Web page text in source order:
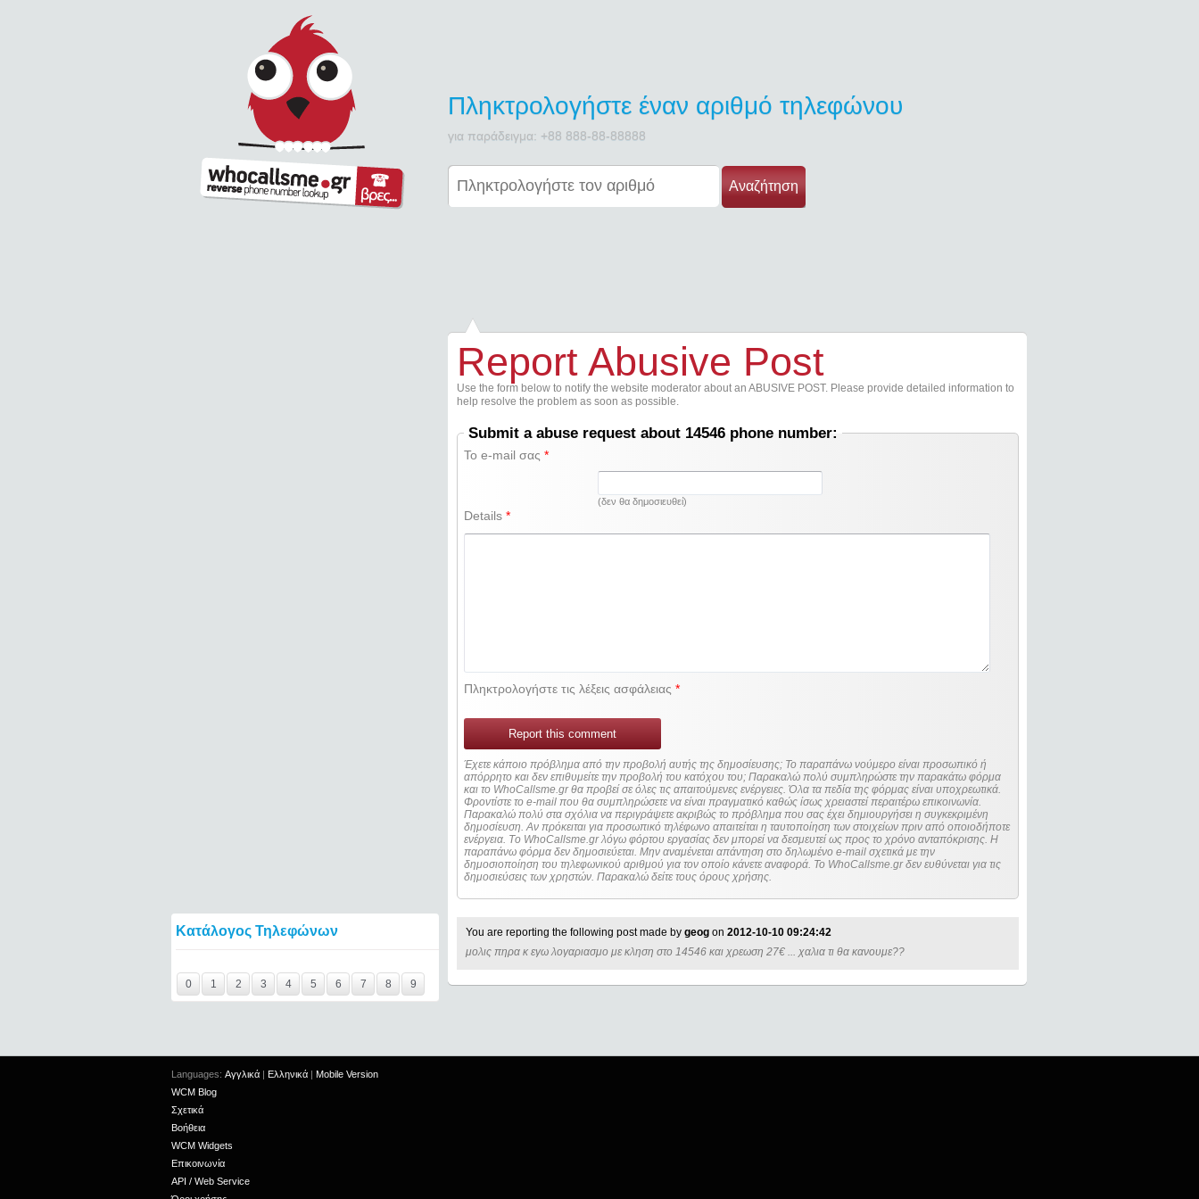
Πληκτρολογήστε έναν αριθμό τηλεφώνου
για παράδειγμα: +88 888-88-88888
Αναζήτηση
Κατάλογος Τηλεφώνων
0
1 2 3 4 5 6 7 8 9
Report Abusive Post
Use the form below to notify the website moderator about an ABUSIVE POST. Please provide detailed information to
help resolve the problem as soon as possible.
Submit a abuse request about 14546 phone number:
Το e-mail σας*
(δεν θα δημοσιευθεί)
Details*
Πληκτρολογήστε τις λέξεις ασφάλειας*
Report this comment
Έχετε κάποιο πρόβλημα από την προβολή αυτής της δημοσίευσης; Το παραπάνω νούμερο είναι προσωπικό ή
απόρρητο και δεν επιθυμείτε την προβολή του κατόχου του; Παρακαλώ πολύ συμπληρώστε την παρακάτω φόρμα
και το WhoCallsme.gr θα προβεί σε όλες τις απαιτούμενες ενέργειες. Όλα τα πεδία της φόρμας είναι υποχρεωτικά.
Φροντίστε το e-mail που θα συμπληρώσετε να είναι πραγματικό καθώς ίσως χρειαστεί περαιτέρω επικοινωνία.
Παρακαλώ πολύ στα σχόλια να περιγράψετε ακριβώς το πρόβλημα που σας έχει δημιουργήσει η συγκεκριμένη
δημοσίευση. Αν πρόκειται για προσωπικό τηλέφωνο απαιτείται η ταυτοποίηση των στοιχείων πριν από οποιοδήποτε
ενέργεια. Τo WhoCallsme.gr λόγω φόρτου εργασίας δεν μπορεί να δεσμευτεί ως προς το χρόνο ανταπόκρισης. Η
παραπάνω φόρμα δεν δημοσιεύεται. Μην αναμένεται απάντηση στο δηλωμένο e-mail σχετικά με την
δημοσιοποίηση του τηλεφωνικού αριθμού για τον οποίο κάνετε αναφορά. Το WhoCallsme.gr δεν ευθύνεται για τις
δημοσιεύσεις των χρηστών. Παρακαλώ δείτε τους όρους χρήσης.
You are reporting the following post made by geog on 2012-10-10 09:24:42
μολις πηρα κ εγω λογαριασμο με κληση στο 14546 και χρεωση 27€ ... χαλια τι θα κανουμε??
Languages: Αγγλικά | Ελληνικά | Mobile Version
WCM Blog
Σχετικά
Βοήθεια
WCM Widgets
Επικοινωνία
API / Web Service